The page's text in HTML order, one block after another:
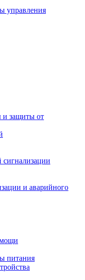
управления
и защиты от
сигнализации
и аварийного
питания